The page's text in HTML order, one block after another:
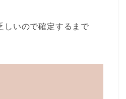
しいので確定するまで